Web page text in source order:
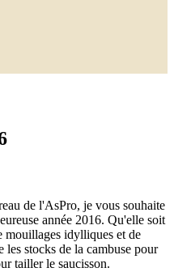
de l'AsPro, je vous souhaite
année 2016. Qu'elle soit
mouillages idylliques et de
les stocks de la cambuse pour
tailler le saucisson.